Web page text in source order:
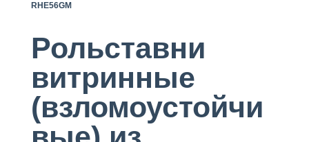
RHE56GM
Рольставни
витринные
(взломоустойчи